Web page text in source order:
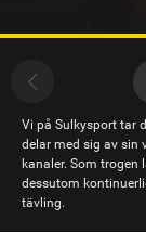
Vi på Sulkysport tar
delar med sig av sin
kanaler. Som trogen
dessutom
tävling.